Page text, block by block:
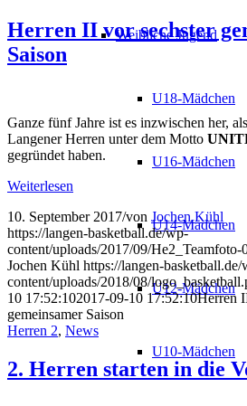
Weibliche Jugend
U18-Mädchen
U16-Mädchen
U14-Mädchen
U12-Mädchen
U10-Mädchen
Herren II vor sechster
Saison
Ganze fünf Jahre ist es inzwischen her,
Langener Herren unter dem Motto
gegründet haben.
Weiterlesen
10. September 2017/von Jochen Kühl
https://langen-basketball.de/wp-
content/uploads/2017/09/He2_Teamfoto-
Jochen Kühl https://langen-basketball.de/
content/uploads/2018/08/
10 17:52:102017-09-10 17:52:10Herren
gemeinsamer Saison
Herren 2, News
2. Herren starten in die